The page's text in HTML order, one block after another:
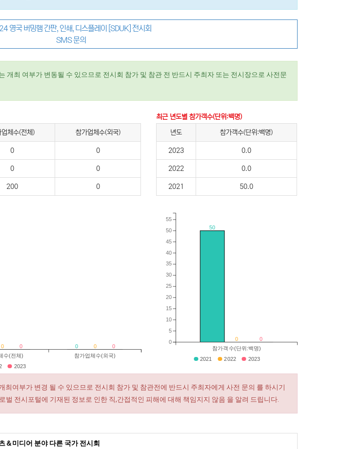
영국 버밍햄 간판, 인쇄, 디스플레이 [SDUK] 전시회
SMS 문의
개최 여부가 변동될 수 있으므로 전시회 참가 및 참관 전 반드시 주최자 또는 전시장으로 사전문
업체수(전체) 참가업체수(외국)
0 0
0 0
200 0
최근 년도별 참가객수(단위:백명)
년도
참가객수(단위:백명)
2023 0.0
2022 0.0
2021 50.0
0
0 0
0 0
수(전체) 참가업체수(외국)
2023
50
0 0
참가객수(단위:백명)
0
5
10
15
20
25
30
35
40
45
50
55
2021 2022 2023
최여부가 변경 될 수 있으므로 전시회 참가 및 참관전에 반드시 주최자에게 사전 문의 를 하시기
벌 전시포털에 기재된 정보로 인한 직,간접적인 피해에 대해 책임지지 않음 을 알려 드립니다.
＆미디어 분야 다른 국가 전시회